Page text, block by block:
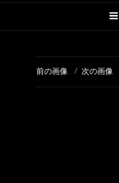
前の画像 次の画像